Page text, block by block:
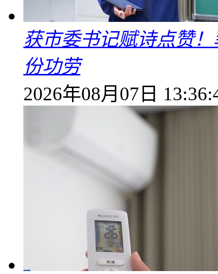
获市委书记赋诗点赞
份功劳
2026年08月07日